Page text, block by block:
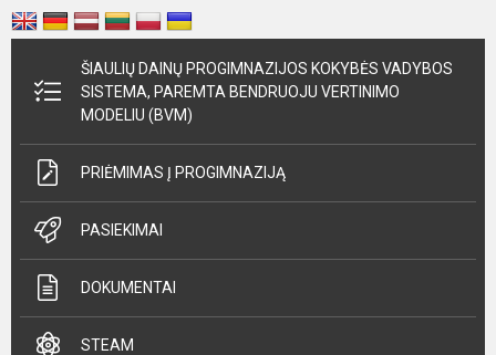
ŠIAULIŲ DAINŲ PROGIMNAZIJOS KOKYBĖS VADYBOS
SISTEMA, PAREMTA BENDRUOJU VERTINIMO
MODELIU (BVM)
PRIĖMIMAS Į PROGIMNAZIJĄ
PASIEKIMAI
DOKUMENTAI
STEAM